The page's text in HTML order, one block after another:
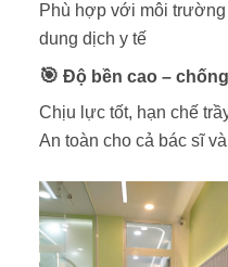
Phù hợp với môi
dung dịch y tế
🎯 Độ bền cao –
Chịu lực tốt, hạn chế
An toàn cho cả bác sĩ